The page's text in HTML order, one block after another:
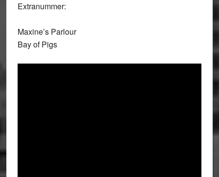
Extranummer:
Maxine’s Parlour
Bay of Pigs